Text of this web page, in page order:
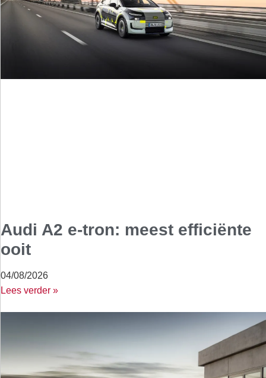
Audi A2 e-tron: meest efficiënte
ooit
04/08/2026
Lees verder »